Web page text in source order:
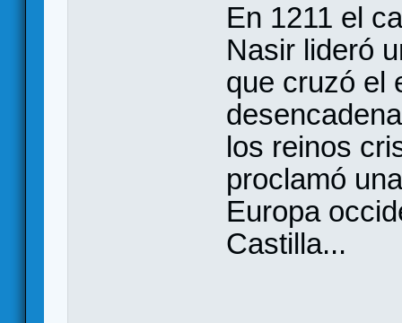
En 1211 el
Nasir lideró
que cruzó el
los reinos
proclamó
Europa
Castilla...